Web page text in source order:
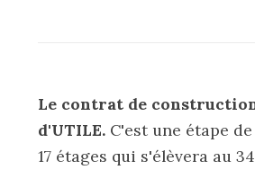
Le contrat de
d'UTILE. C'est une étape
17 étages qui s'élèvera au